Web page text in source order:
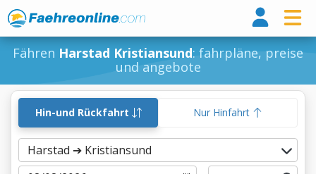
Fähren Harstad Kristiansund: fahrpläne, preise
und angebote
Hin-und Rückfahrt Nur Hinfahrt